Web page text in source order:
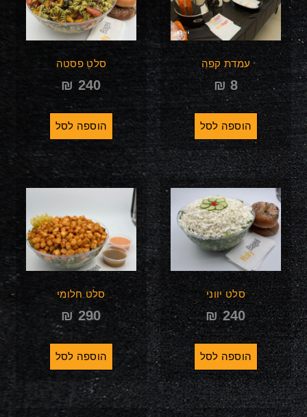
עמדת קפה
₪ 8
הוספה לסל
סלט פסטה
₪ 240
הוספה לסל
סלט יווני
₪240
הוספה לסל
סלט חלומי
₪290
הוספה לסל